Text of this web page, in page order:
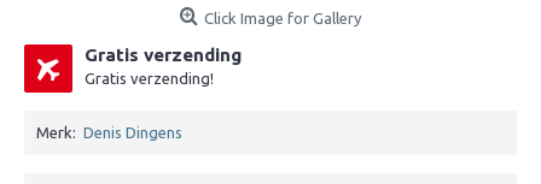
Click Image for Gallery
Gratis verzending
Gratis verzending!
Merk: Denis Dingens